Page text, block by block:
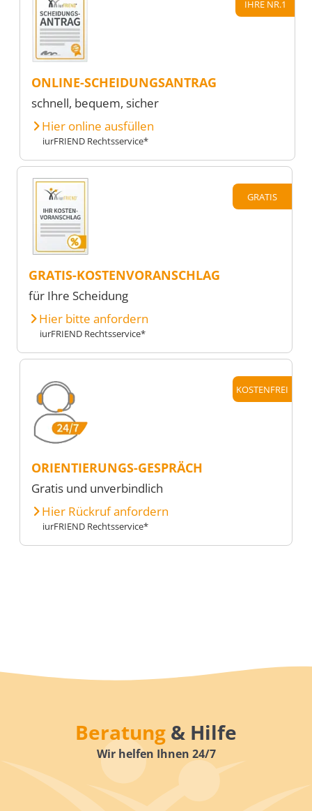
IHRE NR.1
ONLINE-SCHEIDUNGSANTRAG
schnell, bequem, sicher
Hier online ausfüllen
iurFRIEND Rechtsservice*
GRATIS
GRATIS-KOSTENVORANSCHLAG
für Ihre Scheidung
Hier bitte anfordern
iurFRIEND Rechtsservice*
KOSTENFREI
ORIENTIERUNGS-GESPRÄCH
Gratis und unverbindlich
Hier Rückruf anfordern
iurFRIEND Rechtsservice*
Beratung & Hilfe
Wir helfen Ihnen 24/7